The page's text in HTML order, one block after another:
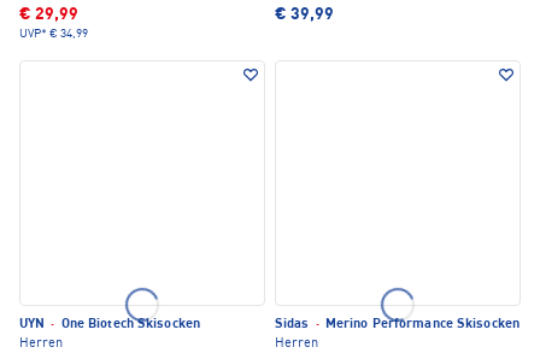
€ 29,99
UVP* € 34,99
€ 39,99
UYN · One Biotech Skisocken
Herren
Sidas · Merino Performance Skisocken
Herren